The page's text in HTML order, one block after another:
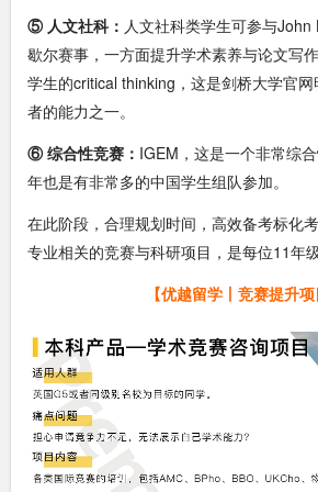
⑤ 人文社科： 人文社科类学生可参与
歇尔赛事，一方面提升学术素养与论文写
学生的critical thinking，这是剑桥大学官
者的能力之一。
⑥ 综合性竞赛： IGEM，这是一个非常综
年也是有非常多的中国学生组队参加。
在此阶段，合理规划时间，高效备考标化
专业相关的竞赛与科研项目，是每位11年
【优越留学丨竞赛提升项